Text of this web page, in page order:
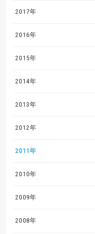
2017年
2016年
2015年
2014年
2013年
2012年
2011年
2010年
2009年
2008年